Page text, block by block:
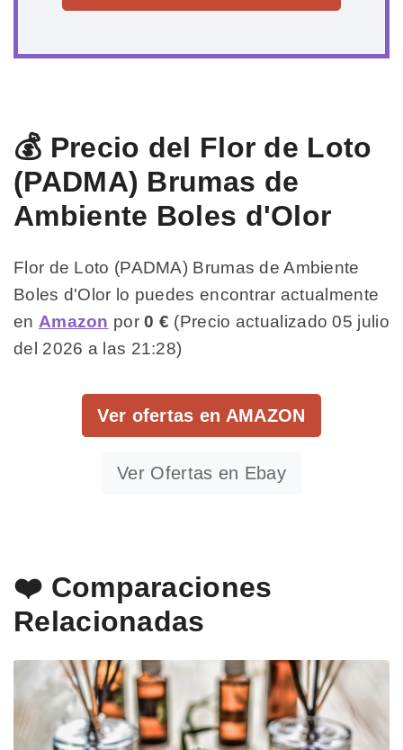
💰 Precio del Flor de Loto
(PADMA) Brumas de
Ambiente Boles d'Olor
Flor de Loto (PADMA) Brumas de Ambiente
Boles d'Olor lo puedes encontrar actualmente
en Amazon por0 € (Precio actualizado 05 julio
del 2026 a las 21:28)
Ver ofertas en AMAZON
Ver Ofertas en Ebay
❤️ Comparaciones
Relacionadas